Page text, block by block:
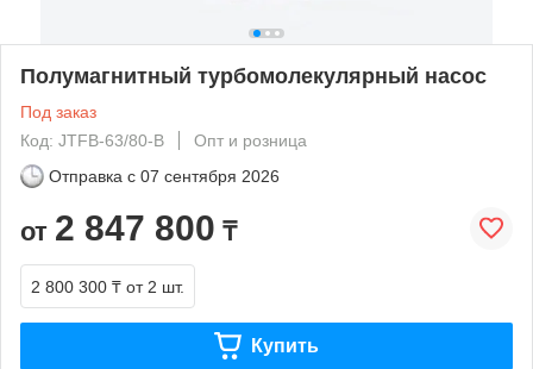
Полумагнитный турбомолекулярный насос
Под заказ
Код: JTFB-63/80-B
Опт и розница
Отправка с 07 сентября 2026
от 2 847 800 ₸
2 800 300 ₸ от 2 шт.
Купить